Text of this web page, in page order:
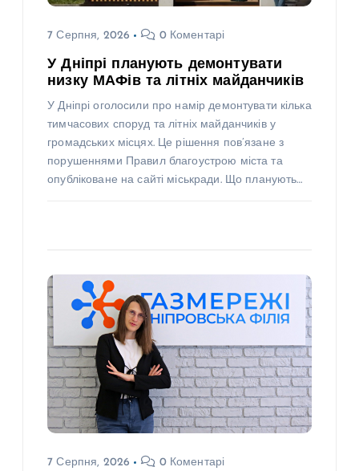
7 Серпня, 2026 0 Коментарі
У Дніпрі планують демонтувати
низку МАФів та літніх майданчиків
У Дніпрі оголосили про намір демонтувати кілька
тимчасових споруд та літніх майданчиків у
громадських місцях. Це рішення пов’язане з
порушеннями Правил благоустрою міста та
опубліковане на сайті міськради. Що планують…
7 Серпня, 2026 0 Коментарі